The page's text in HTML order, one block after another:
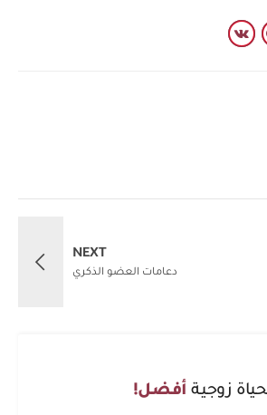
NEXT
دعامات العضو الذكري
زوجية أفضل!